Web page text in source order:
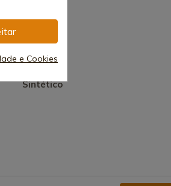
Sintético
e Cookies